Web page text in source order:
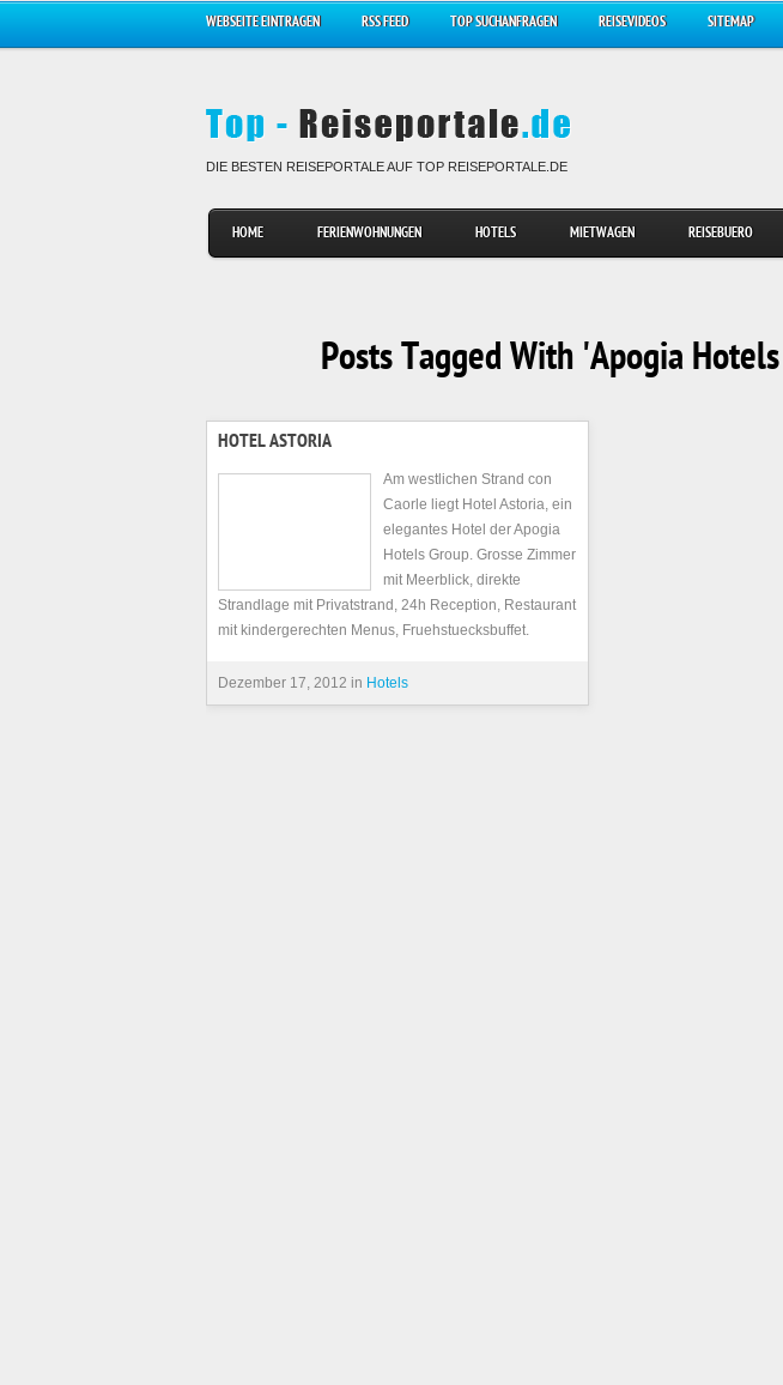
WEBSEITE EINTRAGEN RSS FEED TOP SUCHANFRAGEN REISEVIDEOS SITEMAP
DIE BESTEN REISEPORTALE AUF TOP REISEPORTALE.DE
HOME FERIENWOHNUNGEN HOTELS MIETWAGEN REISEBUERO
Posts Tagged With 'Apogia
HOTEL ASTORIA
Am westlichen Strand con
Caorle liegt Hotel Astoria, ein
elegantes Hotel der Apogia
Hotels Group. Grosse Zimmer
mit Meerblick, direkte
Strandlage mit Privatstrand, 24h Reception, Restaurant
mit kindergerechten Menus, Fruehstuecksbuffet.
Dezember 17, 2012 in Hotels